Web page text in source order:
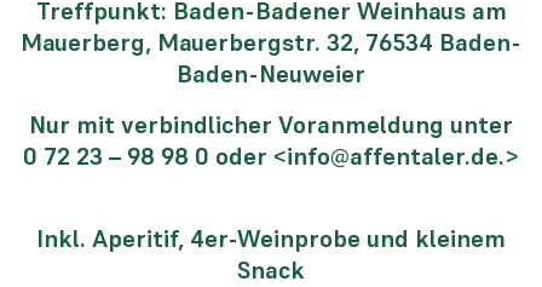
Treffpunkt: Baden-Badener Weinhaus am
Mauerberg, Mauerbergstr. 32, 76534 Baden-
Baden-Neuweier
Nur mit verbindlicher Voranmeldung unter
0 72 23 – 98 98 0 oder <info@affentaler.de.>
Inkl. Aperitif, 4er-Weinprobe und kleinem
Snack